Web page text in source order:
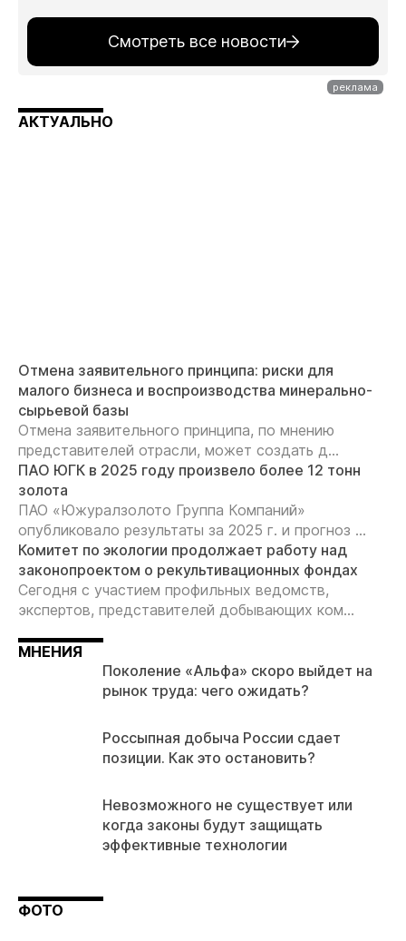
Смотреть все новости
АКТУАЛЬНО
Отмена заявительного принципа: риски для
малого бизнеса и воспроизводства минерально-
сырьевой базы
Отмена заявительного принципа, по мнению
представителей отрасли, может создать д...
ПАО ЮГК в 2025 году произвело более 12 тонн
золота
ПАО «Южуралзолото Группа Компаний»
опубликовало результаты за 2025 г. и прогноз ...
Комитет по экологии продолжает работу над
законопроектом о рекультивационных фондах
Сегодня с участием профильных ведомств,
экспертов, представителей добывающих ком...
МНЕНИЯ
Поколение «Альфа» скоро выйдет на
рынок труда: чего ожидать?
Россыпная добыча России сдает
позиции. Как это остановить?
Невозможного не существует или
когда законы будут защищать
эффективные технологии
ФОТО